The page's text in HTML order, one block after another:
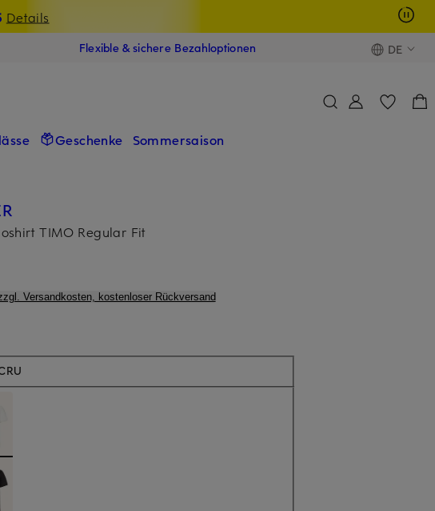
Details
Flexible & sichere Bezahloptionen DE
Geschenke Sommersaison
TIMO Regular Fit
Versandkosten, kostenloser Rückversand